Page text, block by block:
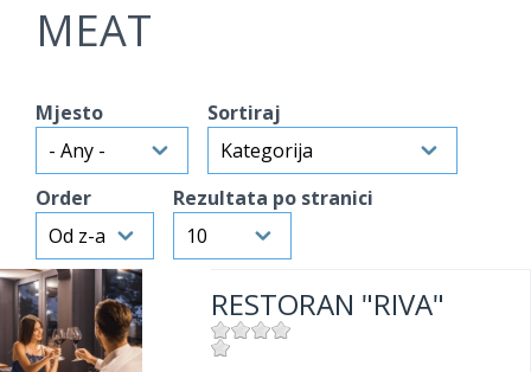
MEAT
Mjesto Sortiraj
Order Rezultata po stranici
RESTORAN "RIVA"